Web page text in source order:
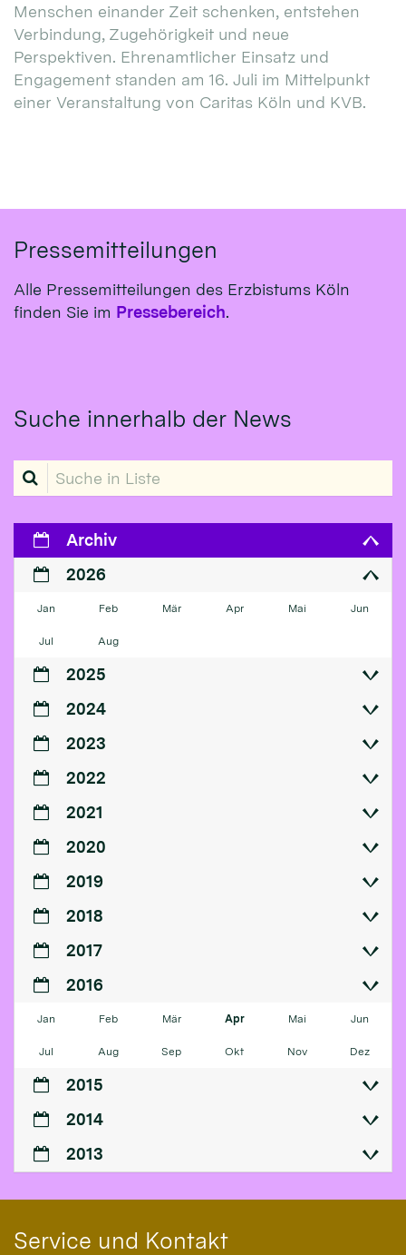
Menschen einander Zeit schenken, entstehen
Verbindung, Zugehörigkeit und neue
Perspektiven. Ehrenamtlicher Einsatz und
Engagement standen am 16. Juli im Mittelpunkt
einer Veranstaltung von Caritas Köln und KVB.
Pressemitteilungen
Alle Pressemitteilungen des Erzbistums Köln
finden Sie im Pressebereich.
Suche innerhalb der News
Suche in Liste
Archiv
2026
Jan Feb Mär Apr Mai Jun
Jul Aug
2025
2024
2023
2022
2021
2020
2019
2018
2017
2016
Jan Feb Mär Apr Mai Jun
Jul Aug Sep Okt Nov Dez
2015
2014
2013
Service und Kontakt